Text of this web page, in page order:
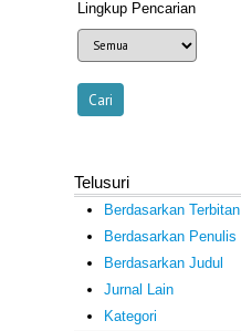
Lingkup Pencarian
Telusuri
Berdasarkan Terbitan
Berdasarkan Penulis
Berdasarkan Judul
Jurnal Lain
Kategori